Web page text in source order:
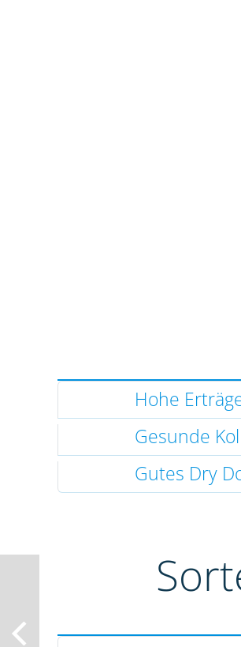
Hohe
Gesunde
Gutes Dry